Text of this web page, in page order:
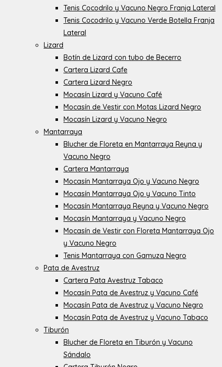
Tenis Cocodrilo y Vacuno Negro Franja Lateral
Tenis Cocodrilo y Vacuno Verde Botella Franja
Lateral
Lizard
Botín de Lizard con tubo de Becerro
Cartera Lizard Cafe
Cartera Lizard Negro
Mocasín Lizard y Vacuno Café
Mocasín de Vestir con Motas Lizard Negro
Mocasín Lizard y Vacuno Negro
Mantarraya
Blucher de Floreta en Mantarraya Reyna y
Vacuno Negro
Cartera Mantarraya
Mocasín Mantarraya Ojo y Vacuno Negro
Mocasín Mantarraya Ojo y Vacuno Tinto
Mocasín Mantarraya Reyna y Vacuno Negro
Mocasín Mantarraya y Vacuno Negro
Mocasín de Vestir con Floreta Mantarraya Ojo
y Vacuno Negro
Tenis Mantarraya con Gamuza Negro
Pata de Avestruz
Cartera Pata Avestruz Tabaco
Mocasín Pata de Avestruz y Vacuno Café
Mocasín Pata de Avestruz y Vacuno Negro
Mocasín Pata de Avestruz y Vacuno Tabaco
Tiburón
Blucher de Floreta en Tiburón y Vacuno
Sándalo